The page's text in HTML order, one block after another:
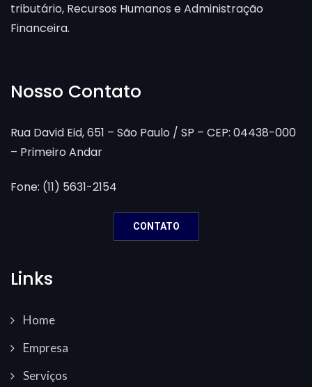
tributário, Recursos Humanos e Administração
Financeira.
Nosso Contato
Rua David Eid, 651 – São Paulo / SP – CEP: 04438-000
– Primeiro Andar
Fone: (11) 5631-2154
CONTATO
Links
Home
Empresa
Serviços